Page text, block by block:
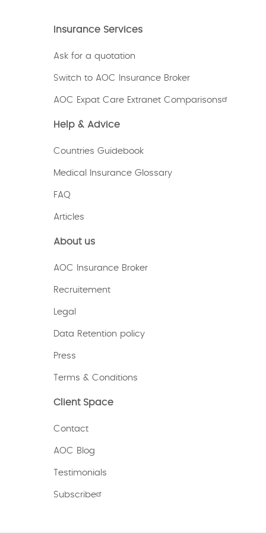
Insurance Services
Ask for a quotation
Switch to AOC Insurance Broker
AOC Expat Care Extranet Comparisons
Help & Advice
Countries Guidebook
Medical Insurance Glossary
FAQ
Articles
About us
AOC Insurance Broker
Recruitement
Legal
Data Retention policy
Press
Terms & Conditions
Client Space
Contact
AOC Blog
Testimonials
Subscribe